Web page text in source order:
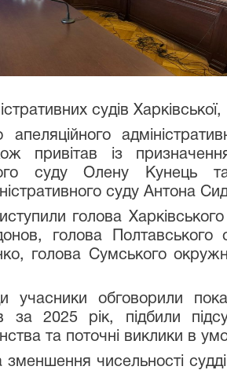
судів
апеляційного
привітав із
суду Олену Кунець
суду Антона
голова
голова Полтавського
голова Сумського
учасники обговорили
за 2025 рік, підбили
та поточні виклики в
чисельності